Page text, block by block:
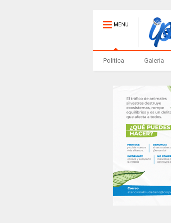
MENU
Politica Galeria